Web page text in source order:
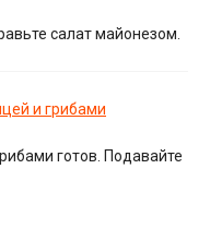
салат майонезом.
готов. Подавайте